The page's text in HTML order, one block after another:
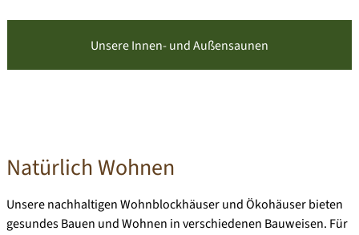
Unsere Innen- und Außensaunen
Natürlich Wohnen
Unsere nachhaltigen Wohnblockhäuser und Ökohäuser bieten
gesundes Bauen und Wohnen in verschiedenen Bauweisen. Für